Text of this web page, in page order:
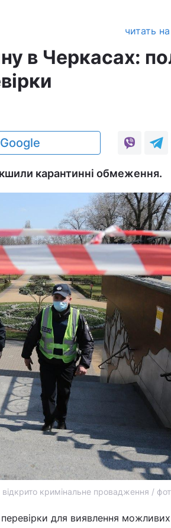
читать
в Черкасах:
карантинні обмеження.
кримінальне провадження /
перевірки для виявлення